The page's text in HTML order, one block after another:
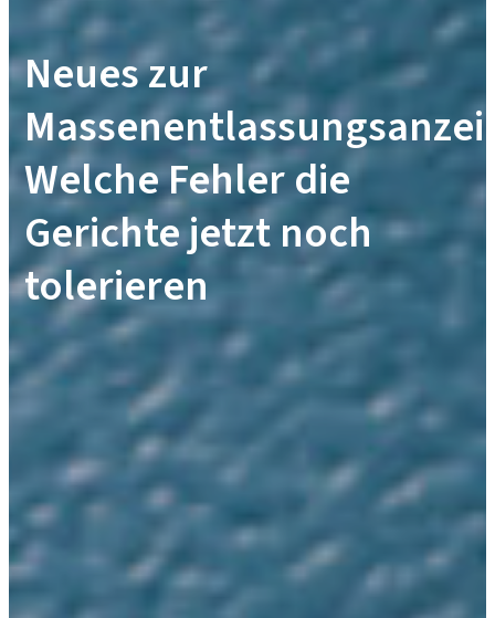
Neues zur
Welche Fehler die
Gerichte jetzt noch
tolerieren